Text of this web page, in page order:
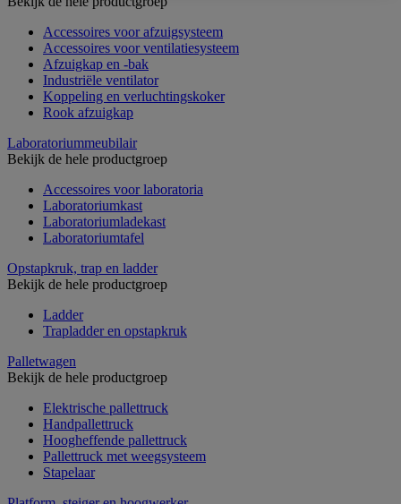
Accessoires voor afzuigsysteem
Accessoires voor ventilatiesysteem
Afzuigkap en -bak
Industriële ventilator
Koppeling en verluchtingskoker
Rook afzuigkap
Laboratoriummeubilair
Bekijk de hele productgroep
Accessoires voor laboratoria
Laboratoriumkast
Laboratoriumladekast
Laboratoriumtafel
Opstapkruk, trap en ladder
Bekijk de hele productgroep
Ladder
Trapladder en opstapkruk
Palletwagen
Bekijk de hele productgroep
Elektrische pallettruck
Handpallettruck
Hoogheffende pallettruck
Pallettruck met weegsysteem
Stapelaar